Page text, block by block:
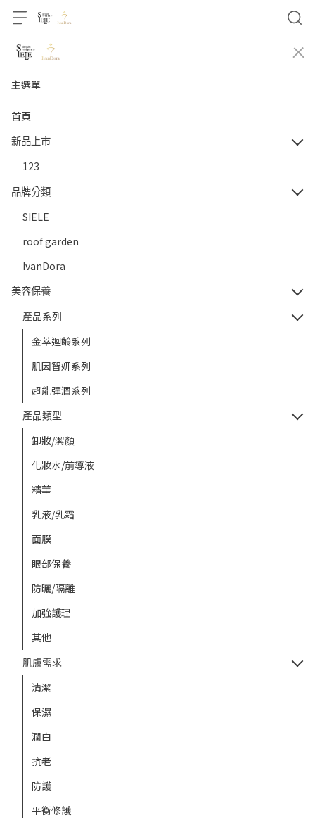
主選單
首頁
新品上市
123
品牌分類
SIELE
roof garden
IvanDora
美容保養
產品系列
金萃迴齡系列
肌因智妍系列
超能彈潤系列
產品類型
卸妝/潔顏
化妝水/前導液
精華
乳液/乳霜
面膜
眼部保養
防曬/隔離
加強護理
其他
肌膚需求
清潔
保濕
潤白
抗老
防護
平衡修護